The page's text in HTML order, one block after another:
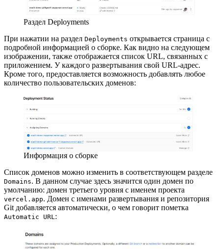
Раздел Deployments
При нажатии на раздел Deployments открывается страница с
подробной информацией о сборке. Как видно на следующем
изображении, также отображается список URL, связанных с
приложением. У каждого развертывания свой URL-адрес.
Кроме того, предоставляется возможность добавлять любое
количество пользовательских доменов:
Информация о сборке
Список доменов можно изменить в соответствующем разделе
Domains. В данном случае здесь значится один домен по
умолчанию: домен третьего уровня с именем проекта
vercel.app. Домен с именами развертывания и репозитория
Git добавляется автоматически, о чем говорит пометка
Automatic URL :